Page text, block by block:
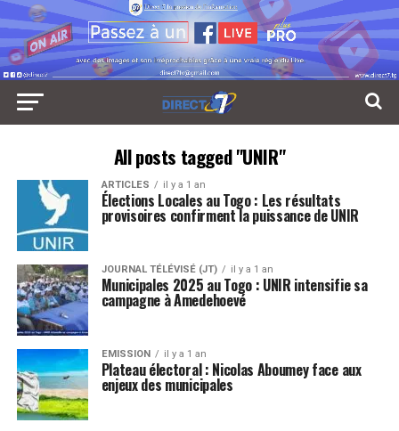
All posts tagged "UNIR"
ARTICLES il y a 1 an
Élections Locales au Togo : Les résultats
provisoires confirment la puissance de UNIR
JOURNAL TÉLÉVISÉ (JT) il y a 1 an
Municipales 2025 au Togo : UNIR intensifie sa
campagne à Amedehoevé
EMISSION il y a 1 an
Plateau électoral : Nicolas Aboumey face aux
enjeux des municipales